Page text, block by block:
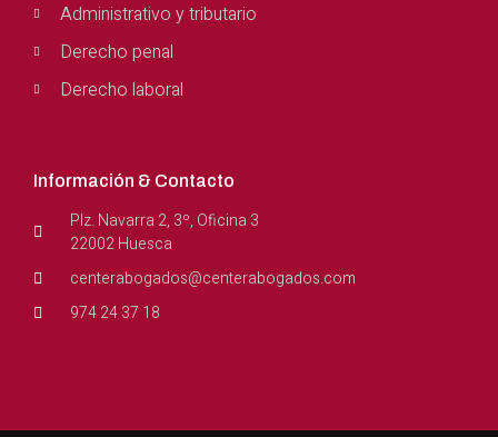
Administrativo y tributario
Derecho penal
Derecho laboral
Información & Contacto
Plz. Navarra 2, 3º, Oficina 3
22002 Huesca
centerabogados@centerabogados.com
974 24 37 18